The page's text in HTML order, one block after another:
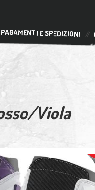
PAGAMENTI E SPEDIZIONI
Viola